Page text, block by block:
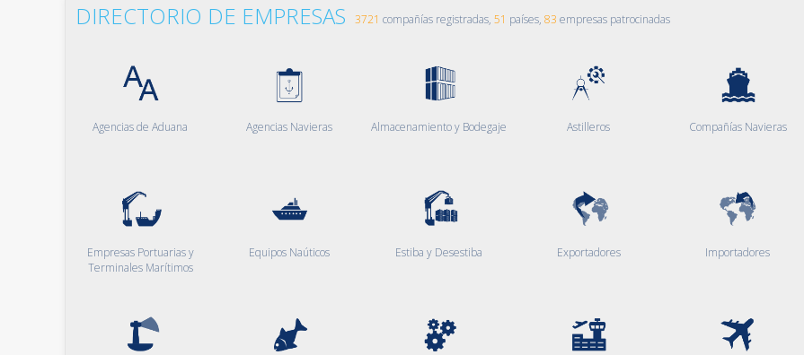
DIRECTORIO DE EMPRESAS 3721 compañías registradas, 51 países, 83 empresas patrocinadas
Agencias de Aduana Agencias Navieras Almacenamiento y Bodegaje Astilleros Compañías Navieras
Empresas Portuarias y
Terminales Marítimos
Equipos Naúticos Estiba y Desestiba Exportadores Importadores